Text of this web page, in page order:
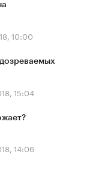
10:00
15:04
14:06